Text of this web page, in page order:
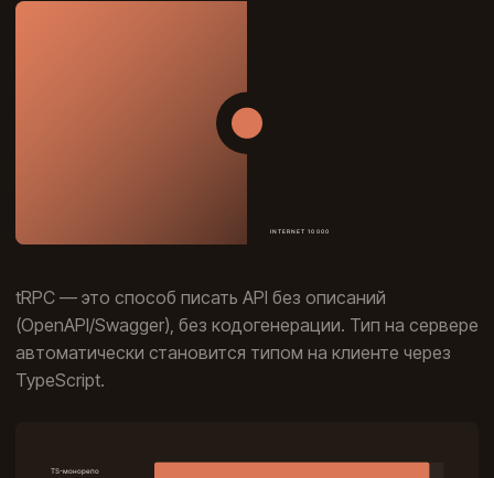
tRPC — это способ писать API без описаний
(OpenAPI/Swagger), без кодогенерации. Тип на сервере
автоматически становится типом на клиенте через
TypeScript.